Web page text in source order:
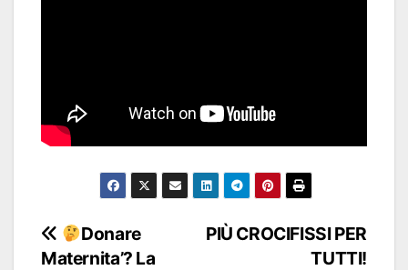
NavigazionePIÙ CROCIFISSI PER
TUTTI!
Donare
Maternita’? La